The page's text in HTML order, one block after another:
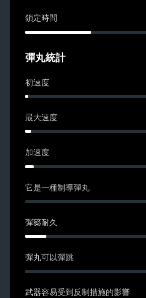
鎖定時間
彈丸統計
初速度
最大速度
加速度
它是一種制導彈丸
彈藥耐久
彈丸可以彈跳
武器容易受到反制措施的影響